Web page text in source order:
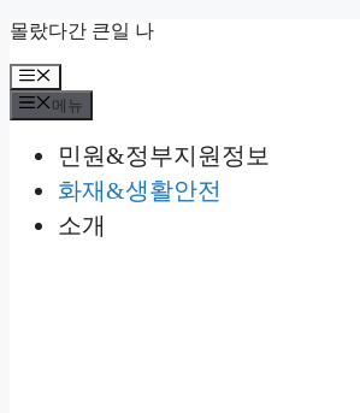
컨
츠
로
몰랐다간 큰일 나
메
뉴
메뉴
민원&정부지원정보
화재&생활안전
소개